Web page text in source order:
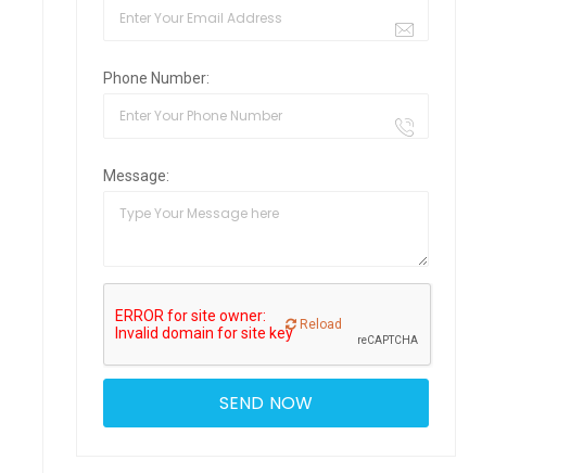
Phone Number:
Message:
Reload